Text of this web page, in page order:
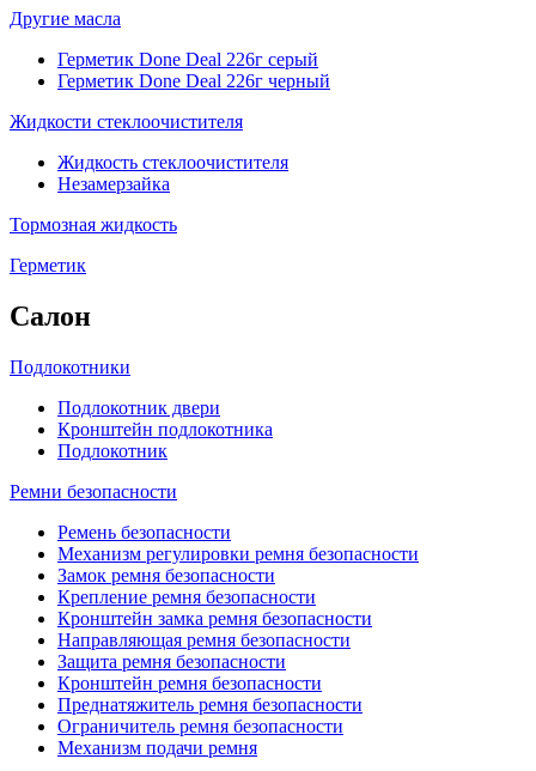
Другие масла
Герметик Done Deal 226г серый
Герметик Done Deal 226г черный
Жидкости стеклоочистителя
Жидкость стеклоочистителя
Незамерзайка
Тормозная жидкость
Герметик
Салон
Подлокотники
Подлокотник двери
Кронштейн подлокотника
Подлокотник
Ремни безопасности
Ремень безопасности
Механизм регулировки ремня безопасности
Замок ремня безопасности
Крепление ремня безопасности
Кронштейн замка ремня безопасности
Направляющая ремня безопасности
Защита ремня безопасности
Кронштейн ремня безопасности
Преднатяжитель ремня безопасности
Ограничитель ремня безопасности
Механизм подачи ремня